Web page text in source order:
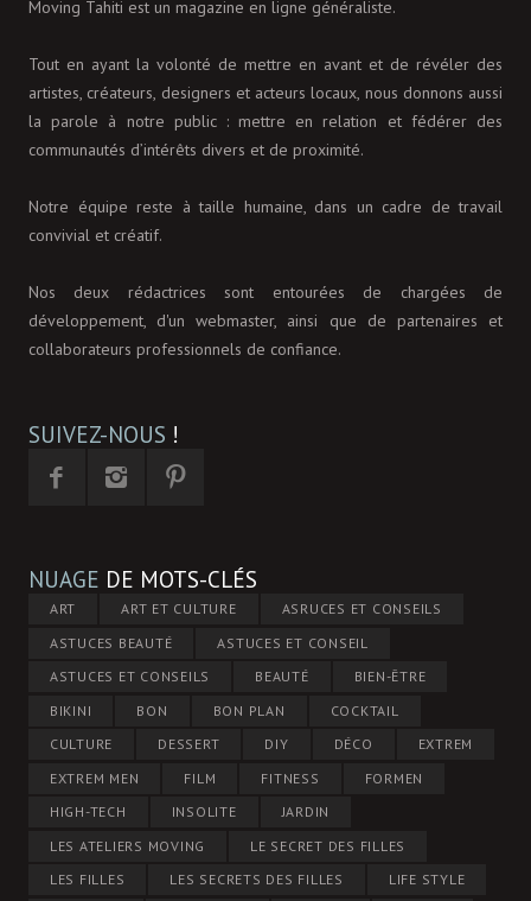
Moving Tahiti est un magazine en ligne généraliste.
Tout en ayant la volonté de mettre en avant et de révéler des
artistes, créateurs, designers et acteurs locaux, nous donnons aussi
la parole à notre public : mettre en relation et fédérer des
communautés d’intérêts divers et de proximité.
Notre équipe reste à taille humaine, dans un cadre de travail
convivial et créatif.
Nos deux rédactrices sont entourées de chargées de
développement, d'un webmaster, ainsi que de partenaires et
collaborateurs professionnels de confiance.
SUIVEZ-NOUS !
NUAGE DE MOTS-CLÉS
ART ART ET CULTURE
ASRUCES ET CONSEILS
ASTUCES BEAUTÉ
ASTUCES ET CONSEIL
ASTUCES ET CONSEILS
BEAUTÉ
BIEN-ÊTRE
BIKINI
BON BON PLAN
COCKTAIL
CULTURE
DESSERT DIY DÉCO
EXTREM
EXTREM MEN
FILM FITNESS
FORMEN
HIGH-TECH
INSOLITE
JARDIN
LES ATELIERS MOVING
LE SECRET DES FILLES
LES FILLES
LES SECRETS DES FILLES
LIFE STYLE